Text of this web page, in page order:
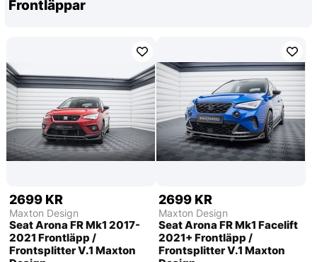
Frontläppar
2699 KR
Maxton Design
Seat Arona FR Mk1 2017-
2021 Frontläpp /
Frontsplitter V.1 Maxton
2699 KR
Maxton Design
Seat Arona FR Mk1 Facelift
2021+ Frontläpp /
Frontsplitter V.1 Maxton